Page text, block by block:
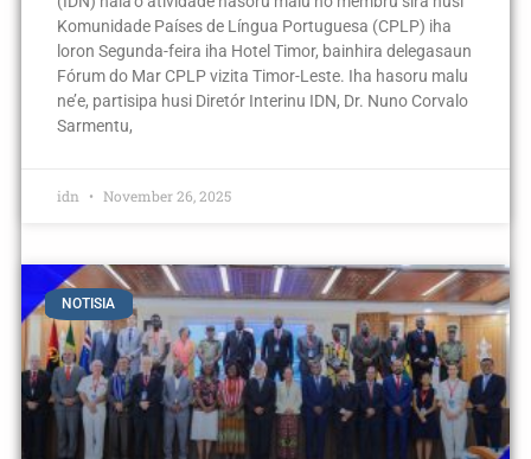
Komunidade Países de Língua Portuguesa (CPLP) iha
loron Segunda-feira iha Hotel Timor, bainhira delegasaun
Fórum do Mar CPLP vizita Timor-Leste. Iha hasoru malu
ne’e, partisipa husi Diretór Interinu IDN, Dr. Nuno Corvalo
Sarmentu,
idn November 26, 2025
NOTISIA